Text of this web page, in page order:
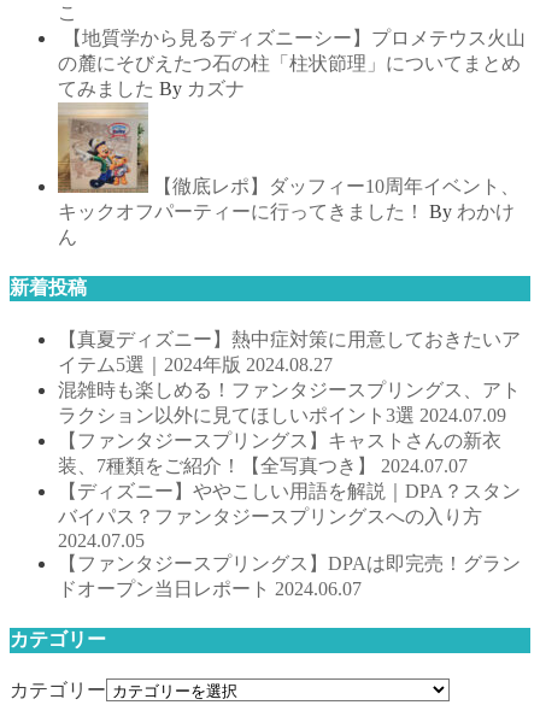
こ
【地質学から見るディズニーシー】プロメテウス火山
の麓にそびえたつ石の柱「柱状節理」についてまとめ
てみました By カズナ
【徹底レポ】ダッフィー10周年イベント、
キックオフパーティーに行ってきました！
By わかけ
ん
新着投稿
【真夏ディズニー】熱中症対策に用意しておきたいア
イテム5選｜2024年版 2024.08.27
混雑時も楽しめる！ファンタジースプリングス、アト
ラクション以外に見てほしいポイント3選 2024.07.09
【ファンタジースプリングス】キャストさんの新衣
装、7種類をご紹介！【全写真つき】 2024.07.07
【ディズニー】ややこしい用語を解説｜DPA？スタン
バイパス？ファンタジースプリングスへの入り方
2024.07.05
【ファンタジースプリングス】DPAは即完売！グラン
ドオープン当日レポート 2024.06.07
カテゴリー
カテゴリー